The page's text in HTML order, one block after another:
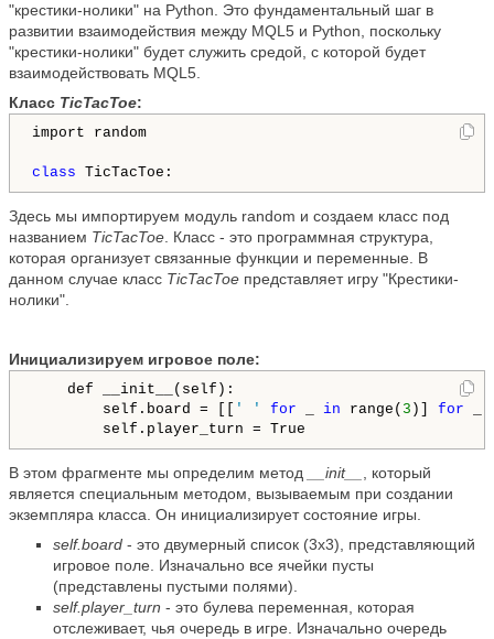
"крестики-нолики" на Python. Это фундаментальный шаг в
развитии взаимодействия между MQL5 и Python, поскольку
"крестики-нолики" будет служить средой, с которой будет
взаимодействовать MQL5.
Класс TicTacToe:
import random
class
Здесь мы импортируем модуль random и создаем класс под
названием TicTacToe. Класс - это программная структура,
которая организует связанные функции и переменные. В
данном случае класс TicTacToe представляет игру "Крестики-
нолики".
Инициализируем игровое поле:
def __init__(self):
self.board = [[
' ' for in range( 3 )] for
В этом фрагменте мы определим метод __init__ , который
является специальным методом, вызываемым при создании
экземпляра класса. Он инициализирует состояние игры.
self.board - это двумерный список (3x3), представляющий
игровое поле. Изначально все ячейки пусты
(представлены пустыми полями).
self.player_turn - это булева переменная, которая
отслеживает, чья очередь в игре. Изначально очередь